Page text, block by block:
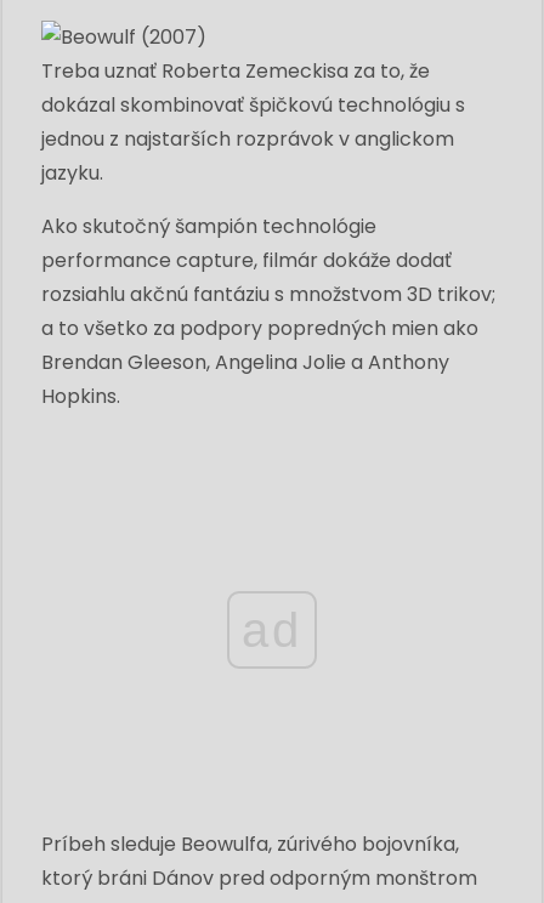
Treba uznať Roberta Zemeckisa za to, že
dokázal skombinovať špičkovú technológiu s
jednou z najstarších rozprávok v anglickom
jazyku.
Ako skutočný šampión technológie
performance capture, filmár dokáže dodať
rozsiahlu akčnú fantáziu s množstvom 3D trikov;
a to všetko za podpory popredných mien ako
Brendan Gleeson, Angelina Jolie a Anthony
Hopkins.
ad
Príbeh sleduje Beowulfa, zúrivého bojovníka,
ktorý bráni Dánov pred odporným monštrom